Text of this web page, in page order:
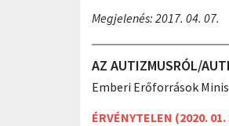
Megjelenés: 2017. 04. 07.
AZ AUTIZMUSRÓL/
Emberi Erőforrások
ÉRVÉNYTELEN (2020. 01.